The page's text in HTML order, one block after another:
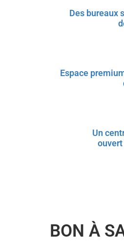
Des bureaux
Espace
Un
BON À